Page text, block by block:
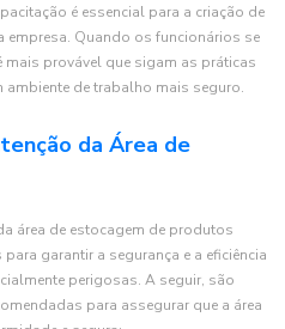
é essencial para a criação de
empresa. Quando os funcionários se
provável que sigam as práticas
ambiente de trabalho mais seguro.
da Área de
área de estocagem de produtos
garantir a segurança e a eficiência
perigosas. A seguir, são
para assegurar que a área